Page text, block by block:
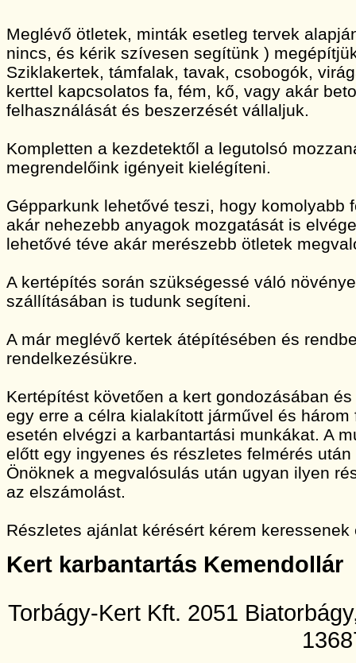
Meglévő ötletek, minták esetleg tervek
nincs, és kérik szívesen segítünk )
Sziklakertek, támfalak, tavak, csobogók,
kerttel kapcsolatos fa, fém, kő, vagy akár
felhasználását és beszerzését vállaljuk.
Kompletten a kezdetektől a legutolsó
megrendelőink igényeit kielégíteni.
Gépparkunk lehetővé teszi, hogy komolyabb
akár nehezebb anyagok mozgatását is
lehetővé téve akár merészebb ötletek
A kertépítés során szükségessé váló
szállításában is tudunk segíteni.
A már meglévő kertek átépítésében és
rendelkezésükre.
Kertépítést követően a kert gondozásában
egy erre a célra kialakított járművel és
esetén elvégzi a karbantartási munkákat. A
előtt egy ingyenes és részletes felmérés
Önöknek a megvalósulás után ugyan ilyen
az elszámolást.
Részletes ajánlat kérésért kérem
Kert karbantartás Kemendollár
Torbágy-Kert Kft. 2051